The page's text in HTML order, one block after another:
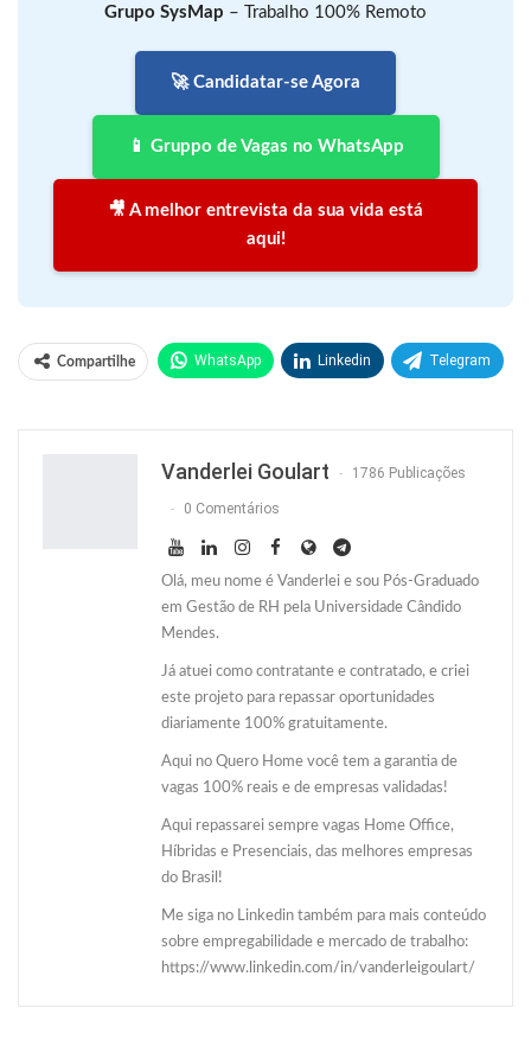
Grupo SysMap – Trabalho 100% Remoto
🚀 Candidatar-se Agora
📱 Gruppo de Vagas no WhatsApp
🎥 A melhor entrevista da sua vida está
aqui!
Compartilhe WhatsApp Linkedin Telegram
Vanderlei Goulart 1786 Publicações
0 Comentários
Olá, meu nome é Vanderlei e sou Pós-Graduado
em Gestão de RH pela Universidade Cândido
Mendes.
Já atuei como contratante e contratado, e criei
este projeto para repassar oportunidades
diariamente 100% gratuitamente.
Aqui no Quero Home você tem a garantia de
vagas 100% reais e de empresas validadas!
Aqui repassarei sempre vagas Home Office,
Híbridas e Presenciais, das melhores empresas
do Brasil!
Me siga no Linkedin também para mais conteúdo
sobre empregabilidade e mercado de trabalho:
https://www.linkedin.com/in/vanderleigoulart/